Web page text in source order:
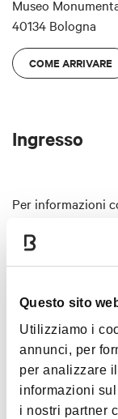
Questo sito
Utilizziamo i
annunci, per
per analizzare
informazioni
i nostri partner
Museo
40134 Bologna
COME ARRIVARE
Ingresso
Per informazioni
Interessi